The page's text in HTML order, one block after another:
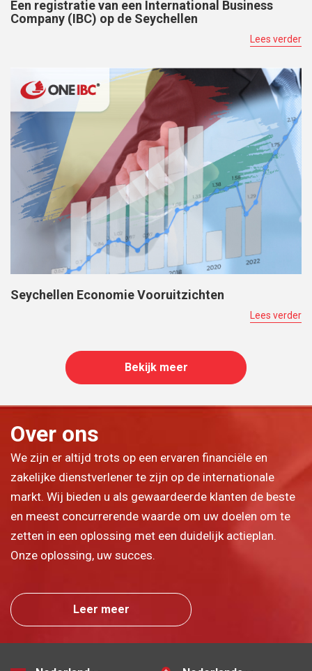
Een registratie van een International Business
Company (IBC) op de Seychellen
Lees verder
Seychellen Economie Vooruitzichten
Lees verder
Bekijk meer
Over ons
We zijn er altijd trots op een ervaren financiële en
zakelijke dienstverlener te zijn op de internationale
markt. Wij bieden u als gewaardeerde klanten de beste
en meest concurrerende waarde om uw doelen om te
zetten in een oplossing met een duidelijk actieplan.
Onze oplossing, uw succes.
Leer meer